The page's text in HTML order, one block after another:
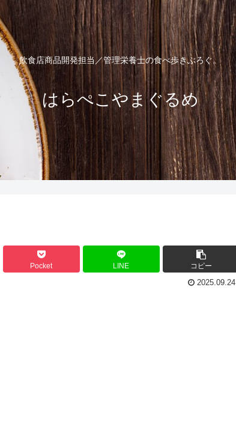
飲食店商品開発担当／管理栄養士の食べ歩きぶろぐ。
はらぺこやまぐるめ
Pocket LINE コピー
2025.09.24